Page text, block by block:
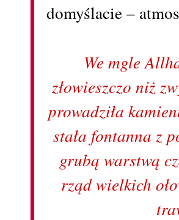
domyślacie –
We mgle
złowieszczo niż
prowadziła
stała fontanna z
grubą warstwą
rząd wielkich